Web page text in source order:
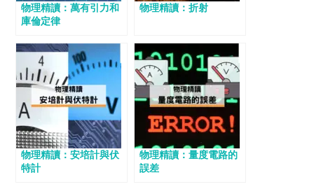
物理精讀：萬有引力和
庫倫定律
物理精讀：折射
物理精讀：安培計與伏
特計
物理精讀：量度電路的
誤差